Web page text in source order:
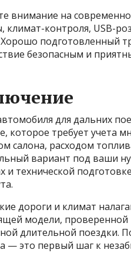
внимание на
климат-контроля, USB-
Хорошо подготовленный
безопасным и
для дальних
которое требует учета
салона, расходом
вариант под ваши
и технической
дороги и климат
модели,
длительной поездки.
— это первый шаг к